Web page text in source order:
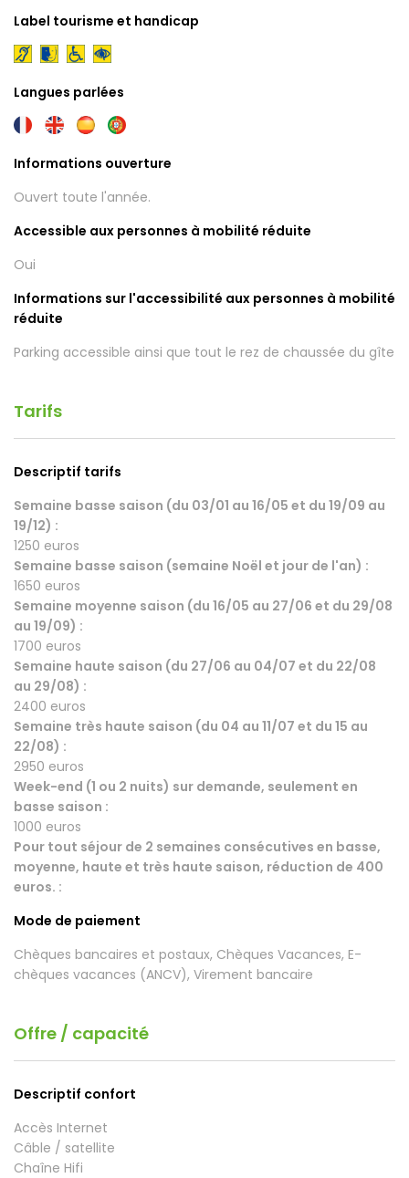
Label tourisme et handicap
Langues parlées
Informations ouverture
Ouvert toute l'année.
Accessible aux personnes à mobilité réduite
Oui
Informations sur l'accessibilité aux personnes à mobilité
réduite
Parking accessible ainsi que tout le rez de chaussée du gîte
Tarifs
Descriptif tarifs
Semaine basse saison (du 03/01 au 16/05 et du 19/09 au
19/12) :
1250 euros
Semaine basse saison (semaine Noël et jour de l'an) :
1650 euros
Semaine moyenne saison (du 16/05 au 27/06 et du 29/08
au 19/09) :
1700 euros
Semaine haute saison (du 27/06 au 04/07 et du 22/08
au 29/08) :
2400 euros
Semaine très haute saison (du 04 au 11/07 et du 15 au
22/08) :
2950 euros
Week-end (1 ou 2 nuits) sur demande, seulement en
basse saison :
1000 euros
Pour tout séjour de 2 semaines consécutives en basse,
moyenne, haute et très haute saison, réduction de 400
euros. :
Mode de paiement
Chèques bancaires et postaux, Chèques Vacances, E-
chèques vacances (ANCV), Virement bancaire
Offre / capacité
Descriptif confort
Accès Internet
Câble / satellite
Chaîne Hifi